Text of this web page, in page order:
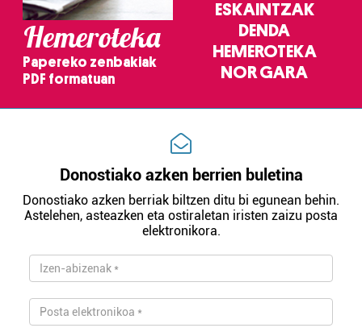
Hemeroteka
Papereko zenbakiak
PDF formatuan
ESKAINTZAK
DENDA
HEMEROTEKA
NOR GARA
Donostiako azken berrien buletina
Donostiako azken berriak biltzen ditu bi egunean behin.
Astelehen, asteazken eta ostiraletan iristen zaizu posta
elektronikora.